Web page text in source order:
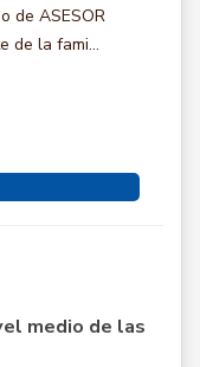
de ASESOR
de la fami...
medio de las